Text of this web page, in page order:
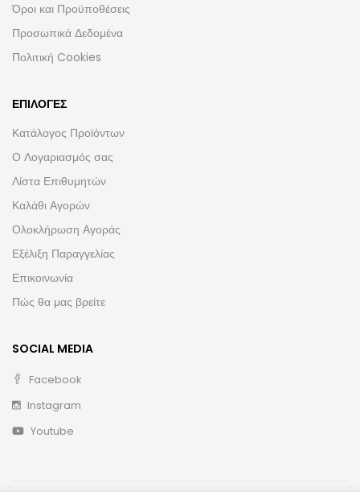
Όροι και Προϋποθέσεις
Προσωπικά Δεδομένα
Πολιτική Cookies
ΕΠΙΛΟΓΈΣ
Κατάλογος Προϊόντων
Ο Λογαριασμός σας
Λίστα Επιθυμητών
Καλάθι Αγορών
Ολοκλήρωση Αγοράς
Εξέλιξη Παραγγελίας
Επικοινωνία
Πώς θα μας βρείτε
SOCIAL MEDIA
Facebook
Instagram
Youtube